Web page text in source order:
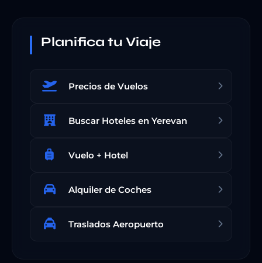
Planifica tu Viaje
Precios de Vuelos
Buscar Hoteles en Yerevan
Vuelo + Hotel
Alquiler de Coches
Traslados Aeropuerto